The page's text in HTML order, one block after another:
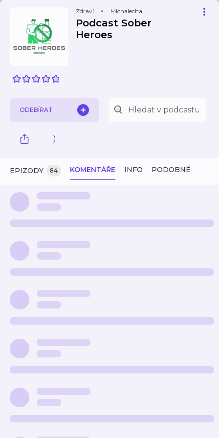
Zdraví Michalechal
Podcast Sober
Heroes
ODEBÍRAT
EPIZODY 84 KOMENTÁŘE INFO PODOBNÉ